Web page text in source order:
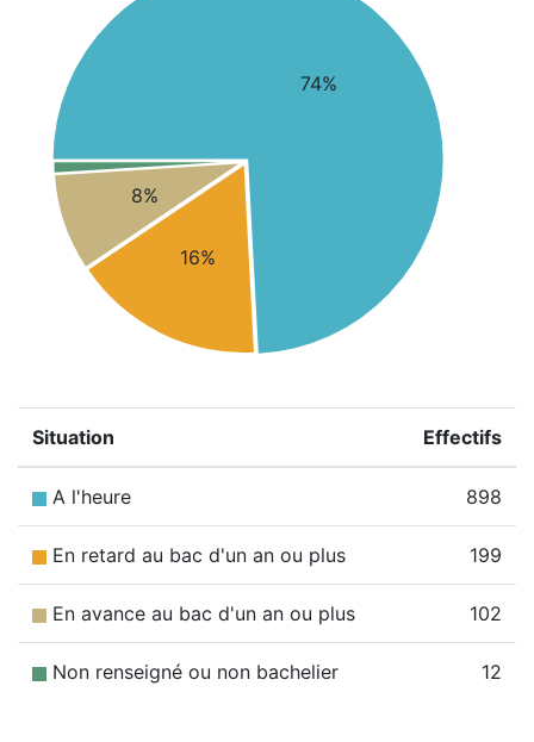
74%
16%
8%
Situation Effectifs
A l'heure 898
En retard au bac d'un an ou plus 199
En avance au bac d'un an ou plus 102
Non renseigné ou non bachelier 12